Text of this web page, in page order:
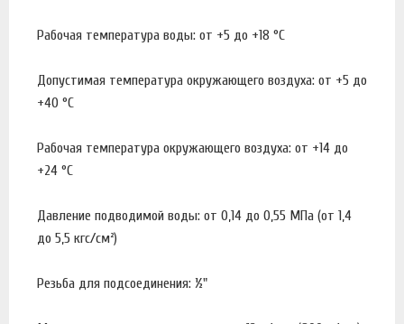
Рабочая температура воды: от +5 до +18 °С
Допустимая температура окружающего воздуха: от +5 до
+40 °С
Рабочая температура окружающего воздуха: от +14 до
+24 °С
Давление подводимой воды: от 0,14 до 0,55 МПа (от 1,4
до 5,5 кгс/см²)
Резьба для подсоединения: ½"